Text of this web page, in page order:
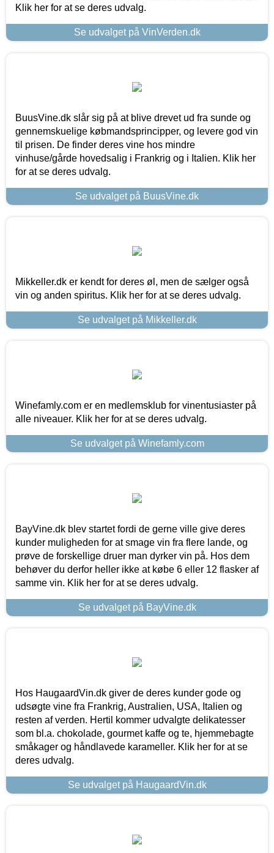
Klik her for at se deres udvalg.
Se udvalget på VinVerden.dk
BuusVine.dk slår sig på at blive drevet ud fra sunde og
gennemskuelige købmandsprincipper, og levere god vin
til prisen. De finder deres vine hos mindre
vinhuse/gårde hovedsalig i Frankrig og i Italien. Klik her
for at se deres udvalg.
Se udvalget på BuusVine.dk
Mikkeller.dk er kendt for deres øl, men de sælger også
vin og anden spiritus. Klik her for at se deres udvalg.
Se udvalget på Mikkeller.dk
Winefamly.com er en medlemsklub for vinentusiaster på
alle niveauer. Klik her for at se deres udvalg.
Se udvalget på Winefamly.com
BayVine.dk blev startet fordi de gerne ville give deres
kunder muligheden for at smage vin fra flere lande, og
prøve de forskellige druer man dyrker vin på. Hos dem
behøver du derfor heller ikke at købe 6 eller 12 flasker af
samme vin. Klik her for at se deres udvalg.
Se udvalget på BayVine.dk
Hos HaugaardVin.dk giver de deres kunder gode og
udsøgte vine fra Frankrig, Australien, USA, Italien og
resten af verden. Hertil kommer udvalgte delikatesser
som bl.a. chokolade, gourmet kaffe og te, hjemmebagte
småkager og håndlavede karameller. Klik her for at se
deres udvalg.
Se udvalget på HaugaardVin.dk